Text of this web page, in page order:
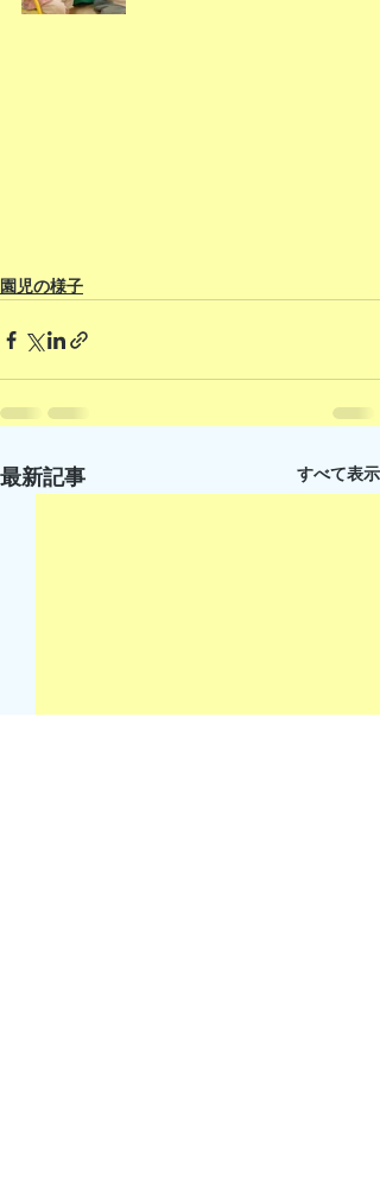
園児の様子
最新記事 すべて表示